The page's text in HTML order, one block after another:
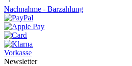
Nachnahme - Barzahlung
Vorkasse
Newsletter